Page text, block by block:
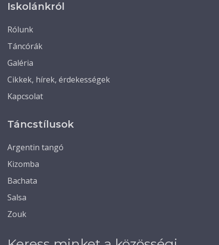
Iskolánkról
Rólunk
Táncórák
Galéria
Cikkek, hírek, érdekességek
Kapcsolat
Táncstílusok
Argentin tangó
Kizomba
Bachata
Salsa
Zouk